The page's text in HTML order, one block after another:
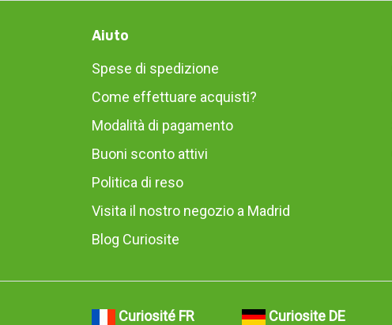
Aiuto
Spese di spedizione
Come effettuare acquisti?
Modalità di pagamento
Buoni sconto attivi
Politica di reso
Visita il nostro negozio a Madrid
Blog Curiosite
Curiosité FR Curiosite DE